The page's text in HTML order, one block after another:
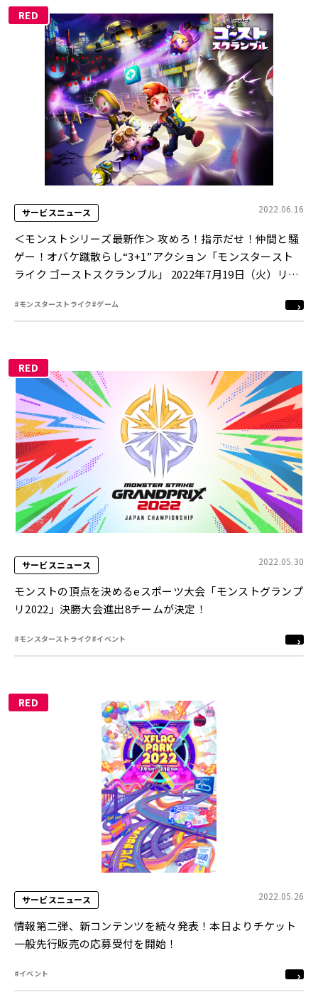
RED
サービスニュース 2022.06.16
＜モンストシリーズ最新作＞ 攻めろ！指示だせ！仲間と騒
ゲー！オバケ蹴散らし“3+1”アクション「モンスタースト
ライク ゴーストスクランブル」 2022年7月19日（火）リリ
#モンスターストライク#ゲーム
RED
サービスニュース 2022.05.30
モンストの頂点を決めるeスポーツ大会「モンストグランプ
リ2022」決勝大会進出8チームが決定！
#モンスターストライク#イベント
RED
サービスニュース 2022.05.26
情報第二弾、新コンテンツを続々発表！本日よりチケット
一般先行販売の応募受付を開始！
#イベント